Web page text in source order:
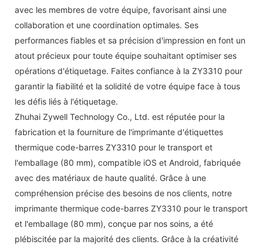
avec les membres de votre équipe, favorisant ainsi une
collaboration et une coordination optimales. Ses
performances fiables et sa précision d'impression en font un
atout précieux pour toute équipe souhaitant optimiser ses
opérations d'étiquetage. Faites confiance à la ZY3310 pour
garantir la fiabilité et la solidité de votre équipe face à tous
les défis liés à l'étiquetage.
Zhuhai Zywell Technology Co., Ltd. est réputée pour la
fabrication et la fourniture de l'imprimante d'étiquettes
thermique code-barres ZY3310 pour le transport et
l'emballage (80 mm), compatible iOS et Android, fabriquée
avec des matériaux de haute qualité. Grâce à une
compréhension précise des besoins de nos clients, notre
imprimante thermique code-barres ZY3310 pour le transport
et l'emballage (80 mm), conçue par nos soins, a été
plébiscitée par la majorité des clients. Grâce à la créativité